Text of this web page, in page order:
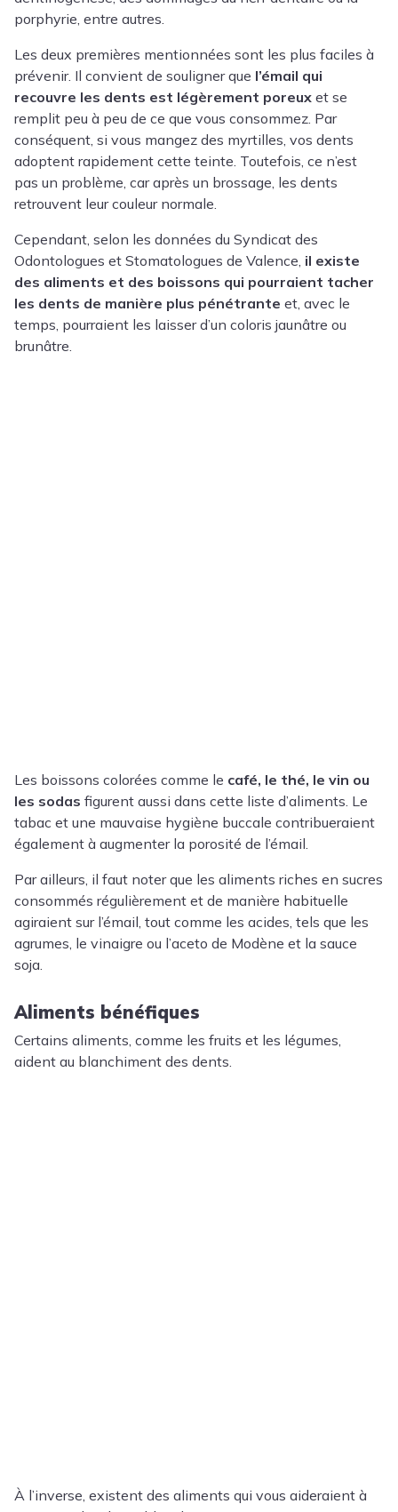
porphyrie, entre autres.
Les deux premières mentionnées sont les plus faciles à
prévenir. Il convient de souligner que l’émail qui
recouvre les dents est légèrement poreux et se
remplit peu à peu de ce que vous consommez. Par
conséquent, si vous mangez des myrtilles, vos dents
adoptent rapidement cette teinte. Toutefois, ce n’est
pas un problème, car après un brossage, les dents
retrouvent leur couleur normale.
Cependant, selon les données du Syndicat des
Odontologues et Stomatologues de Valence, il existe
des aliments et des boissons qui pourraient tacher
les dents de manière plus pénétrante et, avec le
temps, pourraient les laisser d’un coloris jaunâtre ou
brunâtre.
Les boissons colorées comme le café, le thé, le vin ou
les sodas figurent aussi dans cette liste d’aliments. Le
tabac et une mauvaise hygiène buccale contribueraient
également à augmenter la porosité de l’émail.
Par ailleurs, il faut noter que les aliments riches en sucres
consommés régulièrement et de manière habituelle
agiraient sur l’émail, tout comme les acides, tels que les
agrumes, le vinaigre ou l’aceto de Modène et la sauce
soja.
Aliments bénéfiques
Certains aliments, comme les fruits et les légumes,
aident au blanchiment des dents.
À l’inverse, existent des aliments qui vous aideraient à